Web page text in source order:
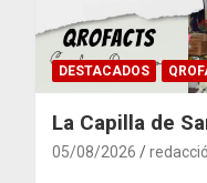
DESTACADOS
La Capilla de
05/08/2026